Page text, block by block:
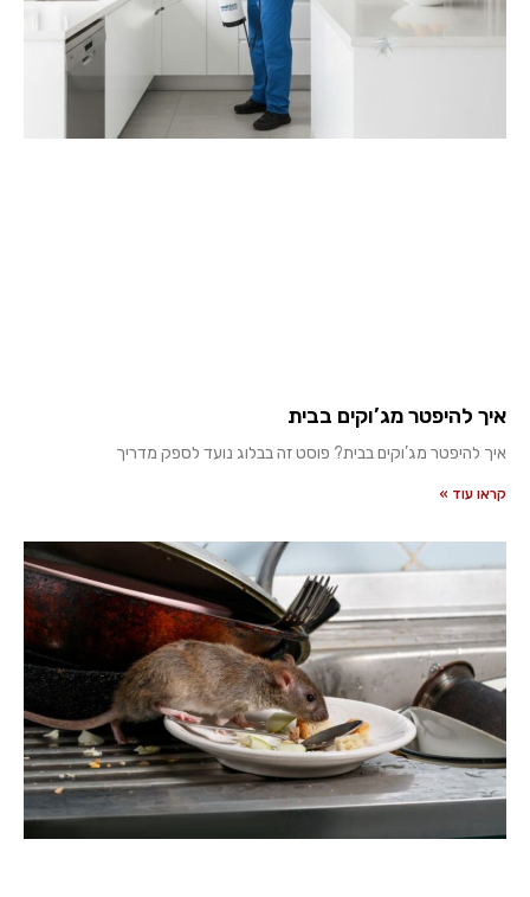
איך להיפטר מג’וקים בבית
איך להיפטר מג’וקים בבית? פוסט זה בבלוג נועד לספק מדריך
קראו עוד »